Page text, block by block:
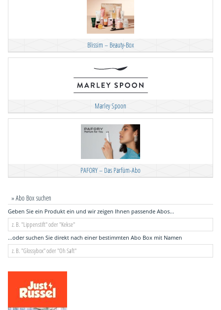
Blissim – Beauty-Box
Marley Spoon
PAFORY – Das Parfüm-Abo
» Abo Box suchen
Geben Sie ein Produkt ein und wir zeigen Ihnen passende Abos...
...oder suchen Sie direkt nach einer bestimmten Abo Box mit Namen